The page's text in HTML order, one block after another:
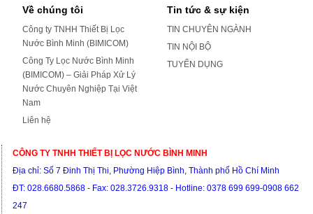
Về chúng tôi
Công ty TNHH Thiết Bị Lọc
Nước Bình Minh (BIMICOM)
Công Ty Lọc Nước Bình Minh
(BIMICOM) – Giải Pháp Xử Lý
Nước Chuyên Nghiệp Tại Việt
Nam
Liên hệ
Tin tức & sự kiện
TIN CHUYÊN NGÀNH
TIN NỘI BỘ
TUYỂN DỤNG
CÔNG TY TNHH THIẾT BỊ LỌC NƯỚC BÌNH MINH
Địa chỉ: Số 7 Đinh Thị Thi, Phường Hiệp Bình, Thành phố Hồ Chí Minh
ĐT: 028.6680.5868 - Fax: 028.3726.9318 - Hotline: 0378 699 699-0908 662
247